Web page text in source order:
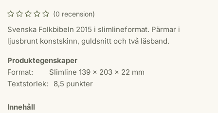
(0 recension)
Svenska Folkbibeln 2015 i slimlineformat. Pärmar i
ljusbrunt konstskinn, guldsnitt och två läsband.
Produktegenskaper
Format:
​Slimline 139 x 203 x 22 mm
Textstorlek:
​8,5 punkter
Innehåll